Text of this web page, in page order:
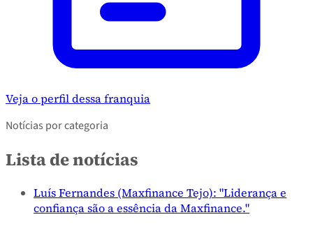
Veja o perfil dessa franquia
Notícias por categoria
Lista de notícias
Luís Fernandes (Maxfinance Tejo): "Liderança e
confiança são a essência da Maxfinance."